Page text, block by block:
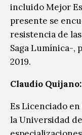
incluido Mejor
presente se
resistencia de
Saga Lumínica-,
2019.
Claudio Quijano:
Es Licenciado
la Universidad